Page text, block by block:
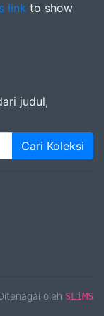
link to show
judul,
Cari Koleksi
oleh SLiMS